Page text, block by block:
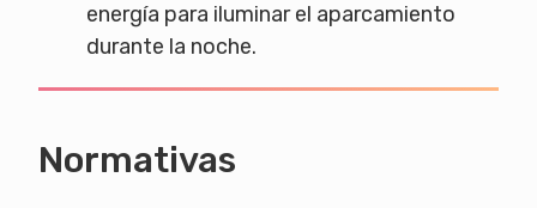
energía para iluminar el aparcamiento
durante la noche.
Normativas